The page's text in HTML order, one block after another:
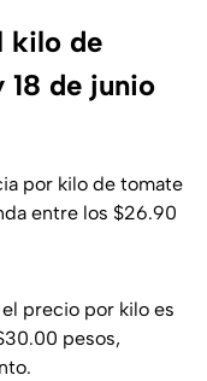
kilo de
18 de junio
por kilo de tomate
entre los $26.90
el precio por kilo es
pesos,